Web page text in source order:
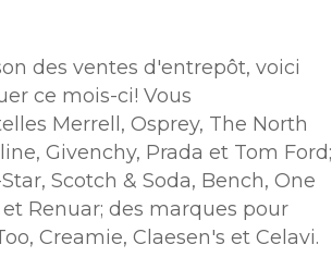
des ventes d'entrepôt, voici
ce mois-ci! Vous
Merrell, Osprey, The North
Givenchy, Prada et Tom Ford;
Scotch & Soda, Bench, One
Renuar; des marques pour
Creamie, Claesen's et Celavi.